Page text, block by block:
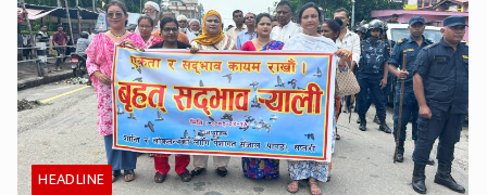
HEADLINE